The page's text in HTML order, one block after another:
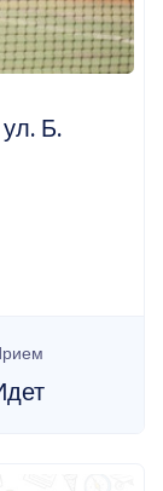
Б.